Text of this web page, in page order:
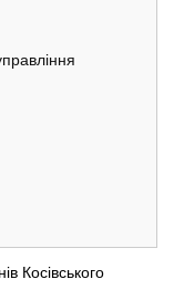
Косівського